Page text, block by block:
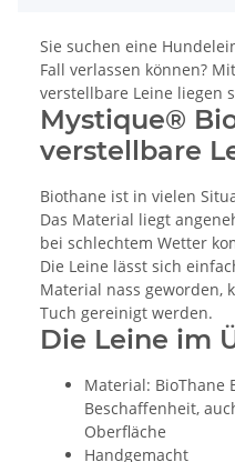
Sie suchen eine
Fall verlassen können?
verstellbare Leine liegen
Mystique®
verstellbare
Biothane ist in vielen
Das Material liegt
bei schlechtem Wetter
Die Leine lässt sich
Material nass geworden,
Tuch gereinigt werden.
Die Leine im
Material: BioThane
Beschaffenheit,
Oberfläche
Handgemacht